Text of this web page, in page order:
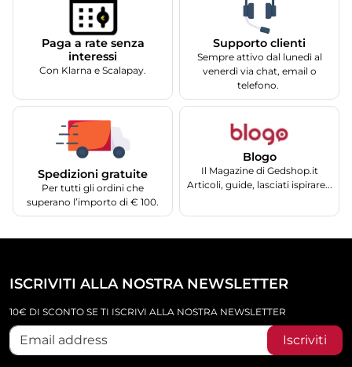
Paga a rate senza
interessi
Con Klarna e Scalapay.
Supporto clienti
Sempre attivo dal lunedì al
venerdì via chat, email o
telefono.
Spedizioni gratuite
Per tutti gli ordini che
superano l’importo di € 100.
Blogo
Il Magazine di Gedshop.it
Articoli, guide, lasciati ispirare...
ISCRIVITI ALLA NOSTRA NEWSLETTER
10€ DI SCONTO SE TI ISCRIVI ALLA NOSTRA NEWSLETTER
Iscriviti